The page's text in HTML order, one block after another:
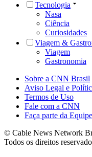
Tecnologia
Nasa
Ciência
Curiosidades
Viagem &
Viagem
Gastronomia
Sobre a CNN Brasil
Aviso Legal e
Termos de Uso
Fale com a CNN
Faça parte da
© Cable News Network
Todos os direitos